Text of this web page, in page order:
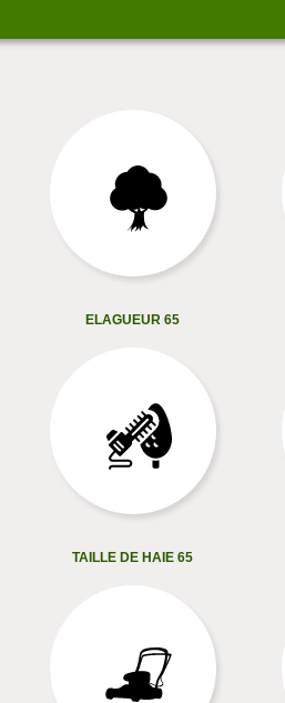
ELAGUEUR 65
TAILLE DE HAIE 65